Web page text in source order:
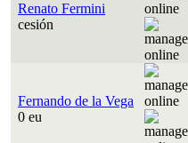
Renato Fermini
cesión
Fernando de la Vega
0 eu